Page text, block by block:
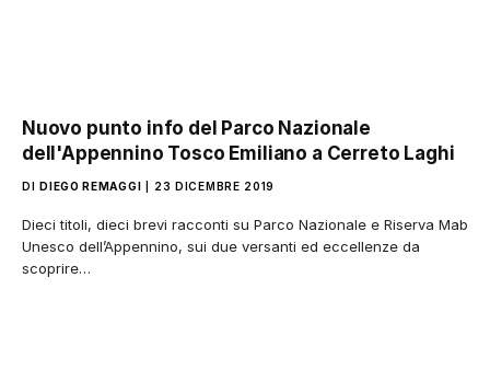
Nuovo punto info del Parco Nazionale
dell'Appennino Tosco Emiliano a Cerreto Laghi
DI DIEGO REMAGGI 23 DICEMBRE 2019
Dieci titoli, dieci brevi racconti su Parco Nazionale e Riserva Mab
Unesco dell’Appennino, sui due versanti ed eccellenze da
scoprire…